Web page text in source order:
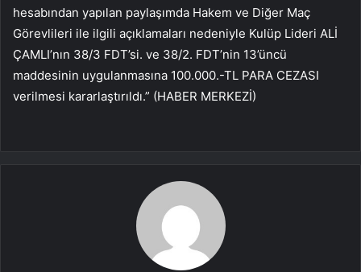
hesabından yapılan paylaşımda Hakem ve Diğer Maç
Görevlileri ile ilgili açıklamaları nedeniyle Kulüp Lideri ALİ
ÇAMLI’nın 38/3 FDT’si. ve 38/2. FDT’nin 13’üncü
maddesinin uygulanmasına 100.000.-TL PARA CEZASI
verilmesi kararlaştırıldı.” (HABER MERKEZİ)